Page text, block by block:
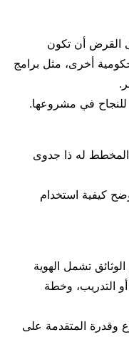
القرض أن تكون
أخرى، مثل برامج
للنجاح في مشروعها.
له ذا جدوى
كيفية استخدام
تشمل الهوية
التدريب، وخطة
وقدرة المتقدمة على